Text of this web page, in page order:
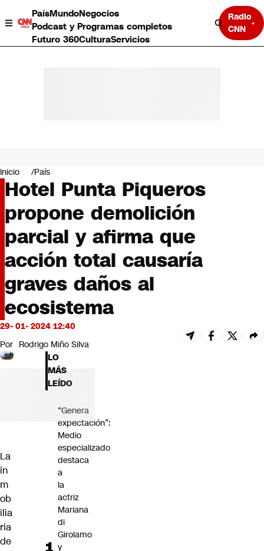
PaísMundoNegocios
Podcast y Programas completos
Futuro 360CulturaServicios
Radio
CNN
Negocios
Deportes
Programas completos
Cultura
Servicios
Bits
CNN Data
CNN tiempo
Opinión
Inicio País
Hotel Punta Piqueros
propone demolición
parcial y afirma que
acción total causaría
graves daños al
ecosistema
29- 01- 2024 12:40
Por Rodrigo Miño Silva
La
in
m
ob
ilia
ria
de
LO
MÁS
LEÍDO
“Genera
expectación”:
Medio
especializado
destaca
a
la
actriz
Mariana
di
Girolamo
y